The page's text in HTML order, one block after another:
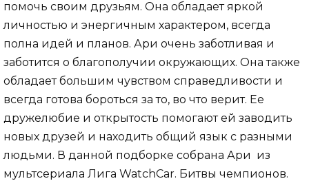
помочь своим друзьям. Она обладает яркой
личностью и энергичным характером, всегда
полна идей и планов. Ари очень заботливая и
заботится о благополучии окружающих. Она также
обладает большим чувством справедливости и
всегда готова бороться за то, во что верит. Ее
дружелюбие и открытость помогают ей заводить
новых друзей и находить общий язык с разными
людьми. В данной подборке собрана Ари из
мультсериала Лига WatchCar. Битвы чемпионов.